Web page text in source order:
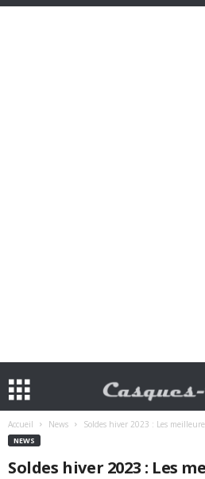
Accueil News Soldes hiver 2023 : Les
NEWS
Soldes hiver 2023 : Les